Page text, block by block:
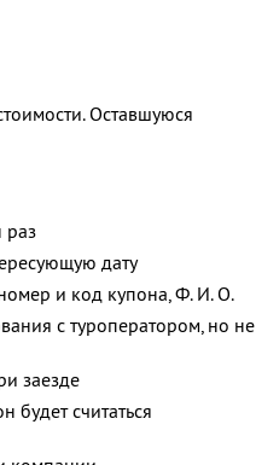
Оставшуюся
раз
дату
и код купона,Ф. И. О.
с туроператором, но не
заезде
будет считаться